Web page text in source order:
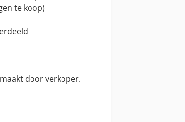
te koop)
door verkoper.